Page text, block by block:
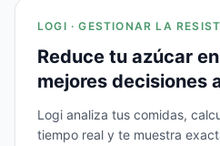
LOGI · GESTIONAR LA
Reduce tu azúcar
mejores decisiones
Logi analiza tus comidas,
tiempo real y te muestra